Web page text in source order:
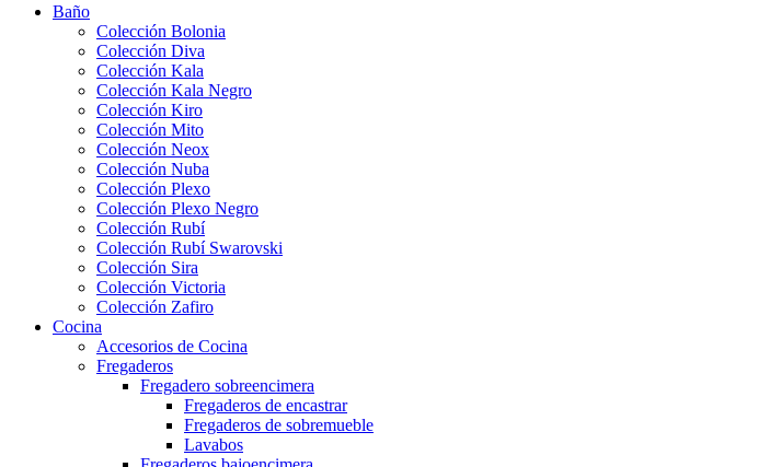
Baño
Colección Bolonia
Colección Diva
Colección Kala
Colección Kala Negro
Colección Kiro
Colección Mito
Colección Neox
Colección Nuba
Colección Plexo
Colección Plexo Negro
Colección Rubí
Colección Rubí Swarovski
Colección Sira
Colección Victoria
Colección Zafiro
Cocina
Accesorios de Cocina
Fregaderos
Fregadero sobreencimera
Fregaderos de encastrar
Fregaderos de sobremueble
Lavabos